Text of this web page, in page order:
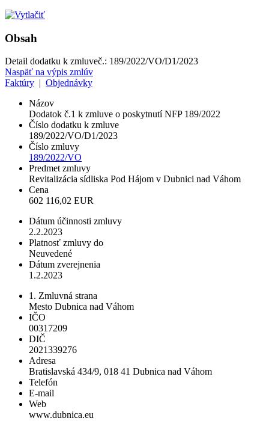
Obsah
Detail dodatku k zmluveč.: 189/2022/VO/D1/2023
Naspäť na výpis zmlúv
Faktúry | Objednávky
Názov
Dodatok č.1 k zmluve o poskytnutí NFP 189/2022
Číslo dodatku k zmluve
189/2022/VO/D1/2023
Číslo zmluvy
189/2022/VO
Predmet zmluvy
Revitalizácia sídliska Pod Hájom v Dubnici nad Váhom
Cena
602 116,02 EUR
Dátum účinnosti zmluvy
2.2.2023
Platnosť zmluvy do
Neuvedené
Dátum zverejnenia
1.2.2023
1. Zmluvná strana
Mesto Dubnica nad Váhom
IČO
00317209
DIČ
2021339276
Adresa
Bratislavská 434/9, 018 41 Dubnica nad Váhom
Telefón
E-mail
Web
www.dubnica.eu